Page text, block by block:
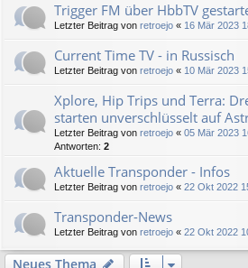
Trigger FM über HbbTV
Letzter Beitrag von retroejo « 16 Mär 2023
Current Time TV - in Russisch
Letzter Beitrag von retroejo « 10 Mär 2023
Xplore, Hip Trips und Terra:
starten unverschlüsselt auf
Letzter Beitrag von retroejo « 05 Mär 2023
Antworten: 2
Aktuelle Transponder - Infos
Letzter Beitrag von retroejo « 22 Okt 2022
Transponder-News
Letzter Beitrag von retroejo « 22 Okt 2022
Neues Thema